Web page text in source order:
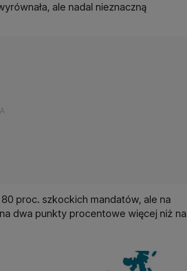
ale nadal nieznaczną
proc. szkockich mandatów, ale na
dwa punkty procentowe więcej niż na